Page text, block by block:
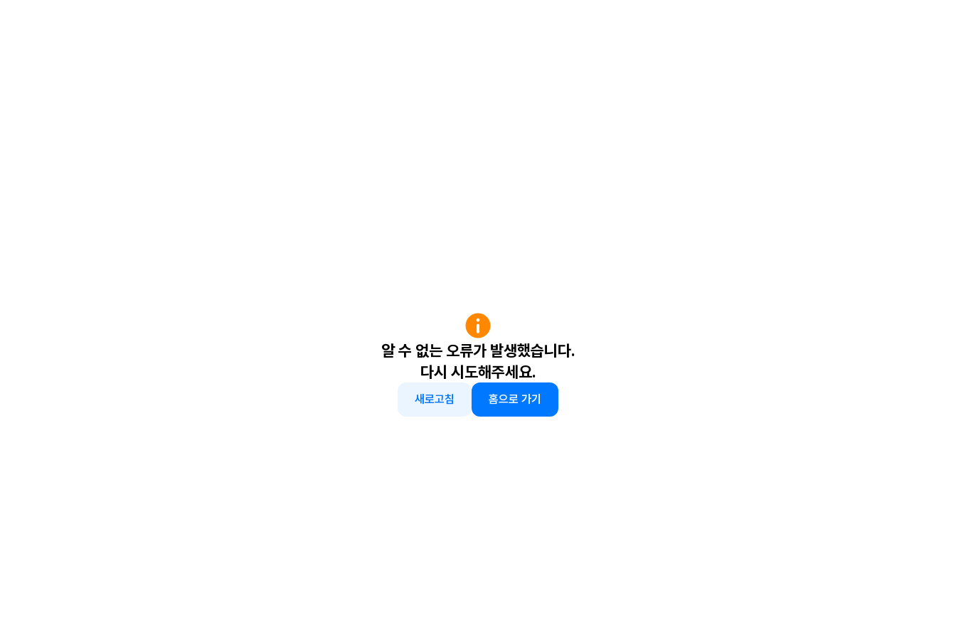
알 수 없는 오류가 발생했습니다.
다시 시도해주세요.
새로고침 홈으로 가기